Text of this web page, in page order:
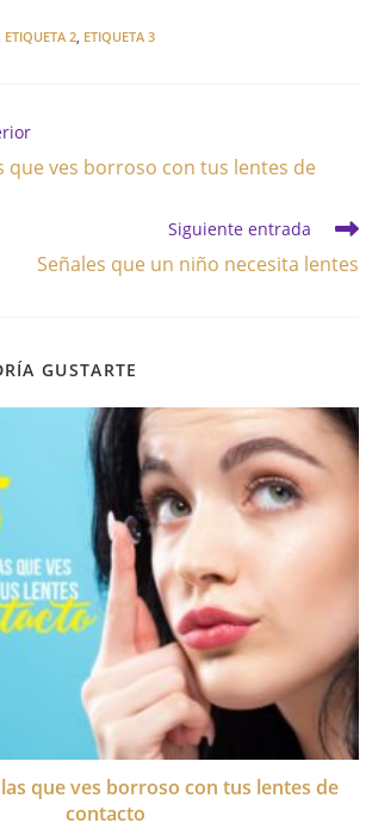
ETIQUETA 2, ETIQUETA 3
que ves borroso con tus lentes de
Siguiente entrada
Señales que un niño necesita lentes
GUSTARTE
que ves borroso con tus lentes de
contacto